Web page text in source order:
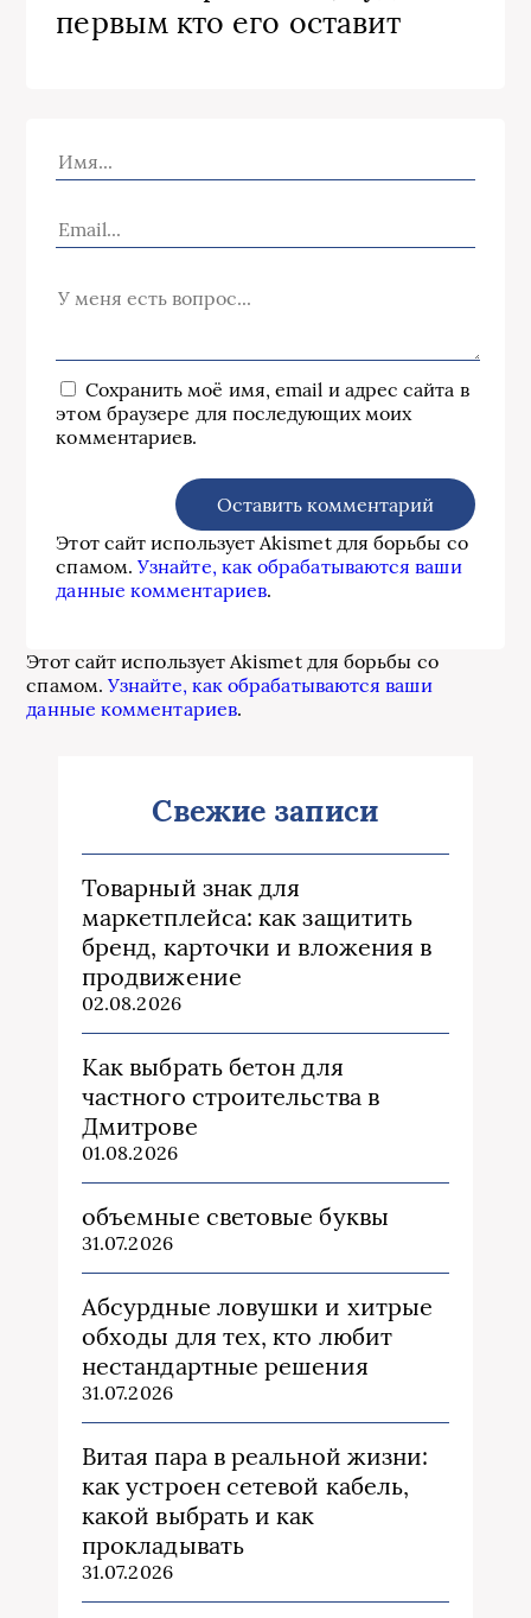
первым кто его оставит
Сохранить моё имя, email и адрес сайта в
этом браузере для последующих моих
комментариев.
Этот сайт использует Akismet для борьбы со
спамом.Узнайте, как обрабатываются ваши
данные комментариев.
Этот сайт использует Akismet для борьбы со
спамом.Узнайте, как обрабатываются ваши
данные комментариев.
Свежие записи
Товарный знак для
маркетплейса: как защитить
бренд, карточки и вложения в
продвижение
02.08.2026
Как выбрать бетон для
частного строительства в
Дмитрове
01.08.2026
объемные световые буквы
31.07.2026
Абсурдные ловушки и хитрые
обходы для тех, кто любит
нестандартные решения
31.07.2026
Витая пара в реальной жизни:
как устроен сетевой кабель,
какой выбрать и как
прокладывать
31.07.2026